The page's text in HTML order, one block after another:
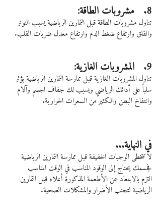
8.   مشروبات الطاقة:
تناول مشروبات الطاقة قبل التمارين الرياضية يسبب التوتر
والقلق وارتفاع ضغط الدم وارتفاع معدل ضربات القلب.
9.   المشروبات الغازية:
تناول المشروبات الغازية قبل ممارسة التمارين الرياضية يؤثر
سلباً على أدائك الرياضي ويسبب لك جفاف الجسم وآلام
وانتفاخ البطن والكثير من السعرات الحرارية.
في النهاية...
لا تتخطى الوجبات الخفيفة قبل ممارسة التمارين الرياضية
فجسمك يحتاج إلى الوقود المناسب في الوقت المناسب
التزم بالابتعاد عن الأطعمة المذكورة أعلاه قبل التمارين
الرياضية لتجنب الأضرار والمشكلات الصحية.